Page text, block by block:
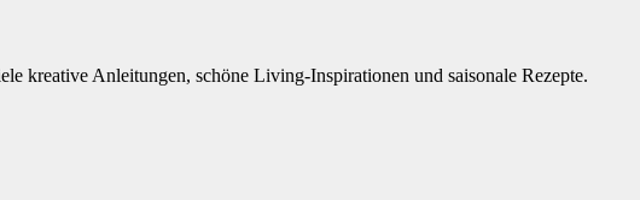
kreative Anleitungen, schöne Living-Inspirationen und saisonale Rezepte.